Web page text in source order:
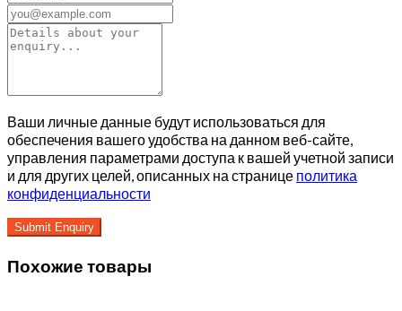
Ваши личные данные будут использоваться для
обеспечения вашего удобства на данном веб-сайте,
управления параметрами доступа к вашей учетной записи
и для других целей, описанных на странице политика
конфиденциальности
Похожие товары